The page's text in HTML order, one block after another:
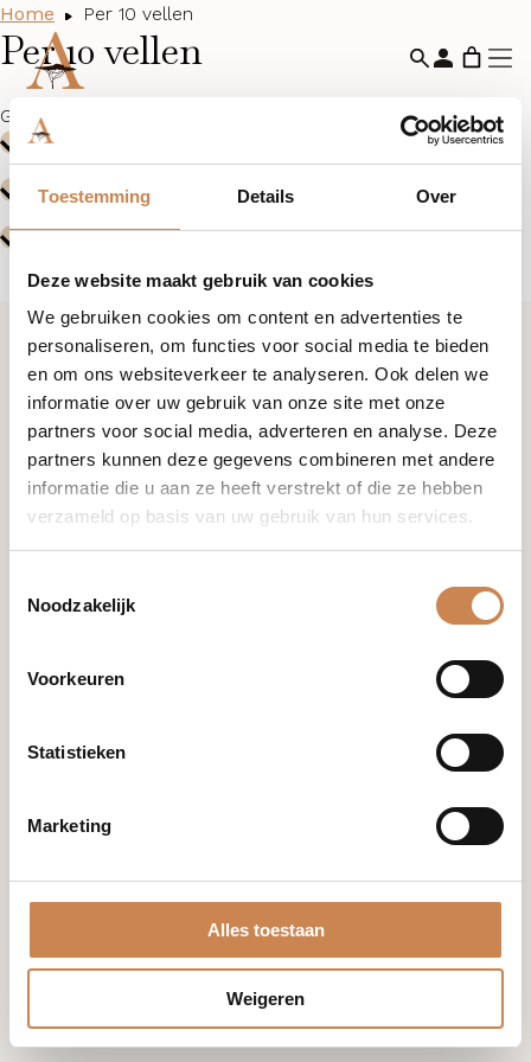
Toestemming Details Over
Deze website maakt gebruik van cookies
We gebruiken cookies om content en advertenties te
personaliseren, om functies voor social media te bieden
en om ons websiteverkeer te analyseren. Ook delen we
informatie over uw gebruik van onze site met onze
partners voor social media, adverteren en analyse. Deze
partners kunnen deze gegevens combineren met andere
informatie die u aan ze heeft verstrekt of die ze hebben
verzameld op basis van uw gebruik van hun services.
Noodzakelijk
Voorkeuren
Statistieken
Marketing
Alles toestaan
Weigeren
Home Per 10 vellen
Per 10 vellen
Geen producten gevonden die aan je selectie voldoen.
Ik wil graag kennismaken
+31 (0)85 876 94 80
Franck
Global
Miriam
Quevedo
Accountgegevens